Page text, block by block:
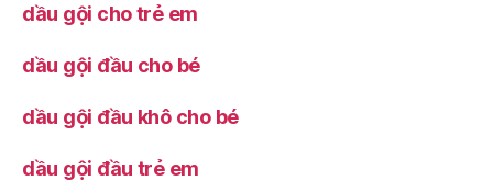
dầu gội cho trẻ em
dầu gội đầu cho bé
dầu gội đầu khô cho bé
dầu gội đầu trẻ em